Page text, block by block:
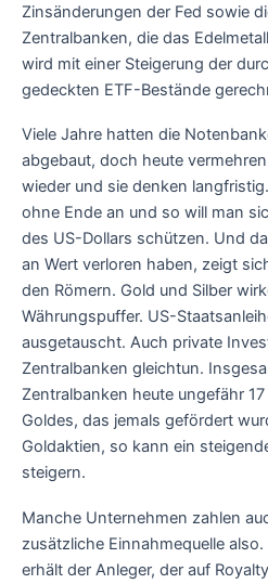
Zinsänderungen der Fed sowie
Zentralbanken, die das
wird mit einer Steigerung der
gedeckten ETF-Bestände
Viele Jahre hatten die
abgebaut, doch heute
wieder und sie denken
ohne Ende an und so will man
des US-Dollars schützen. Und
an Wert verloren haben, zeigt
den Römern. Gold und Silber
Währungspuffer. US-
ausgetauscht. Auch private
Zentralbanken gleichtun.
Zentralbanken heute ungefähr
Goldes, das jemals gefördert
Goldaktien, so kann ein
steigern.
Manche Unternehmen zahlen
zusätzliche Einnahmequelle
erhält der Anleger, der auf